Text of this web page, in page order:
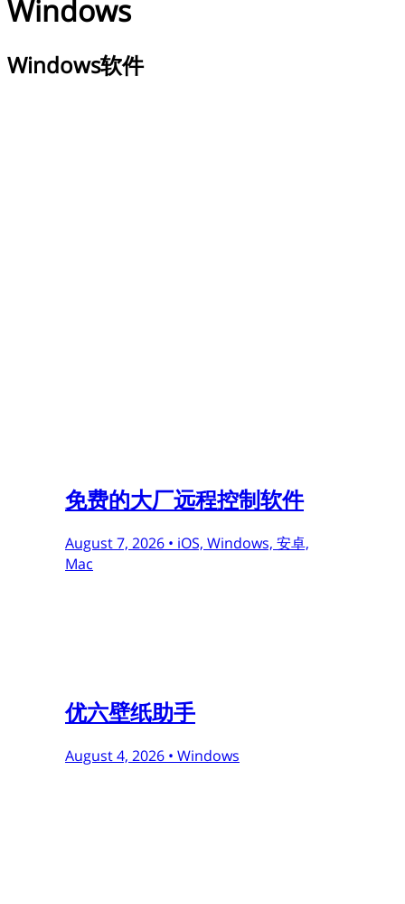
Windows
Windows软件
免费的大厂远程控制软件
August 7, 2026 • iOS, Windows, 安卓,
Mac
优六壁纸助手
August 4, 2026 • Windows